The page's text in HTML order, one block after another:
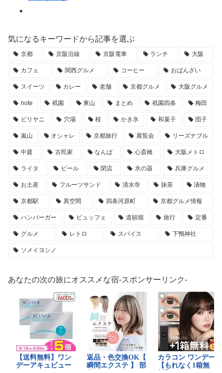
気になるキーワードから記事を選ぶ
京都 京阪沿線 京阪電車 ランチ 大阪
カフェ 関西グルメ コーヒー おばんざい
スイーツ カレー 老舗 京都グルメ 大阪グルメ
note 祇園 東山 まとめ 祇園四条 梅田
ビリヤニ 穴場 桜 かき氷 和菓子 団子
嵐山 オシャレ 京都旅行 展覧会 リーズナブル
中庭 古民家 なんば 心斎橋 大阪メトロ
ライタ ビール 閉店 氷の器 兵庫グルメ
お土産 フルーツサンド 清水寺 抹茶 漬物
京都駅 異空間 四条河原町 京都グルメ情報
ハンバーガー ビュッフェ 道頓堀 旅行 定番
グルメ レトロ スパイス 下鴨神社
ソメイヨシノ
あなたの次の旅にオススメな宿-スポンサーリンク-